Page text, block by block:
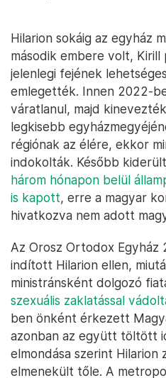
Hilarion sokáig az egyház
második embere volt,
jelenlegi fejének
emlegették. Innen 2022-
váratlanul, majd
legkisebb
régiónak az élére, ekkor
indokolták. Később
három hónapon belül
is kapott, erre a magyar
hivatkozva nem adott
Az Orosz Ortodox Egyház
indított Hilarion ellen,
ministránsként dolgozó
szexuális zaklatással
ben önként érkezett
azonban az együtt töltött
elmondása szerint
elmenekült tőle. A